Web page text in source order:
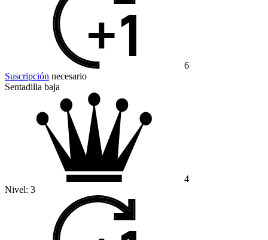
6
Suscripción necesario
Sentadilla baja
4
Nivel: 3